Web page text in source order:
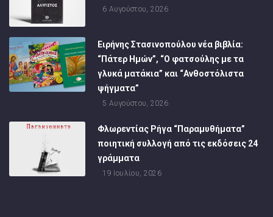
6 Αυγούστου, 2026
Ειρήνης Στασινοπούλου νέα βιβλία:
“Πάτερ Ημών”, “Ο φατσούλης με τα
γλυκά ματάκια” και “Ανθοστόλιστα
ψήγματα”
5 Αυγούστου, 2026
Φλωρεντίας Ρήγα “Παραμυθήματα”
ποιητική συλλογή από τις εκδόσεις 24
γράμματα
19 Ιουλίου, 2026